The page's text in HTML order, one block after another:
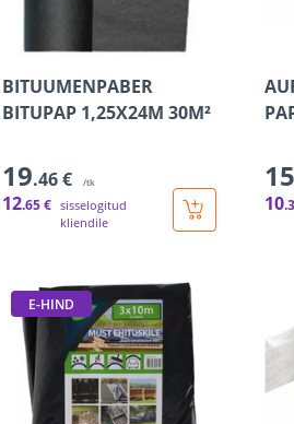
BITUUMENPABER
BITUPAP 1,25X24M 30M²
19.46 € /tk
12.65 € sisselogitud
kliendile
15
10
E-HIND